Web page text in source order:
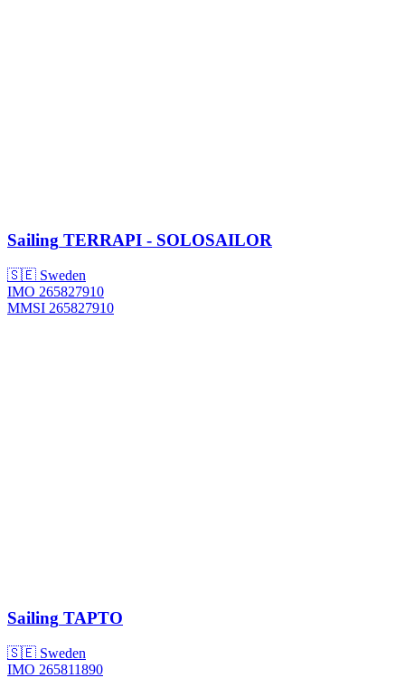
Sailing TERRAPI - SOLOSAILOR
🇸🇪 Sweden
IMO 265827910
MMSI 265827910
Sailing TAPTO
🇸🇪 Sweden
IMO 265811890